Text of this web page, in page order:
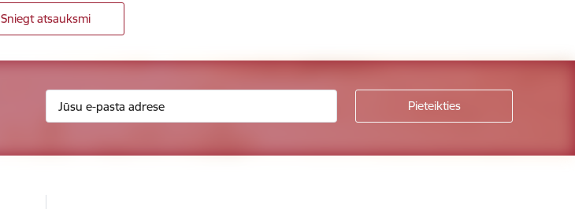
Sniegt atsauksmi